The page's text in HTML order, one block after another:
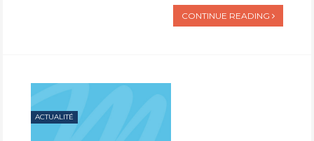
CONTINUE READING
ACTUALITÉ